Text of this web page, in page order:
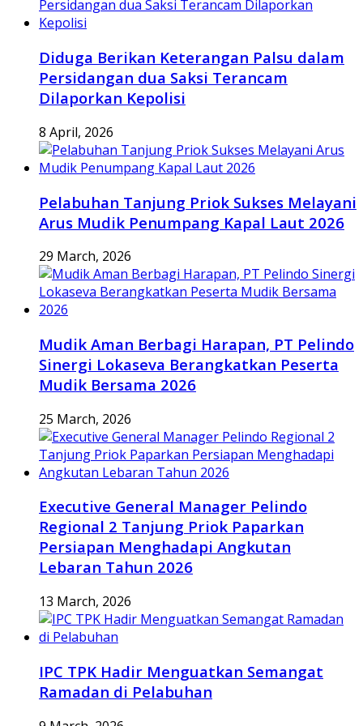
Diduga Berikan Keterangan Palsu dalam
Persidangan dua Saksi Terancam
Dilaporkan Kepolisi
8 April, 2026
Pelabuhan Tanjung Priok Sukses Melayani
Arus Mudik Penumpang Kapal Laut 2026
29 March, 2026
Mudik Aman Berbagi Harapan, PT Pelindo
Sinergi Lokaseva Berangkatkan Peserta
Mudik Bersama 2026
25 March, 2026
Executive General Manager Pelindo
Regional 2 Tanjung Priok Paparkan
Persiapan Menghadapi Angkutan
Lebaran Tahun 2026
13 March, 2026
IPC TPK Hadir Menguatkan Semangat
Ramadan di Pelabuhan